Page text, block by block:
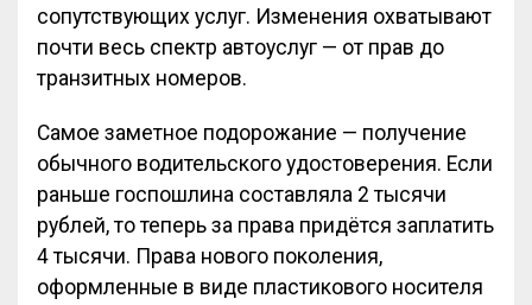
сопутствующих услуг. Изменения охватывают
почти весь спектр автоуслуг — от прав до
транзитных номеров.
Самое заметное подорожание — получение
обычного водительского удостоверения. Если
раньше госпошлина составляла 2 тысячи
рублей, то теперь за права придётся заплатить
4 тысячи. Права нового поколения,
оформленные в виде пластикового носителя